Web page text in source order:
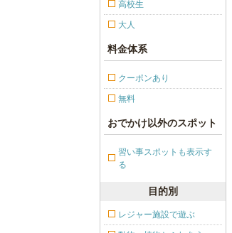
高校生
大人
料金体系
クーポンあり
無料
おでかけ以外のスポット
習い事スポットも表示す
る
目的別
レジャー施設で遊ぶ